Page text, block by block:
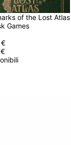
of the Lost Atlas
Games